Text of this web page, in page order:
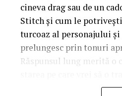
cineva drag sau de un
Stitch și cum le
turcoaz al personajului
prelungesc prin tonuri
Răspunsul lung merită o